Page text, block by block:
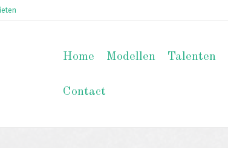
Home Modellen Talenten
Contact